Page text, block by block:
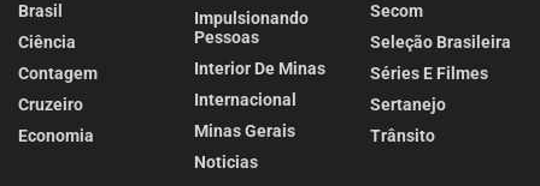
Brasil
Ciência
Contagem
Cruzeiro
Economia
Impulsionando
Pessoas
Interior De Minas
Internacional
Minas Gerais
Noticias
Secom
Seleção Brasileira
Séries E Filmes
Sertanejo
Trânsito